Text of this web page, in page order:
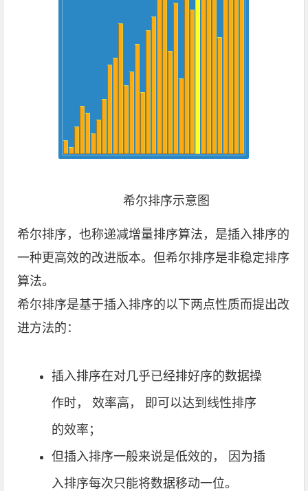
希尔排序示意图
希尔排序，也称递减增量排序算法，是插入排序的
一种更高效的改进版本。但希尔排序是非稳定排序
算法。
希尔排序是基于插入排序的以下两点性质而提出改
进方法的：
插入排序在对几乎已经排好序的数据操
作时， 效率高， 即可以达到线性排序
的效率；
但插入排序一般来说是低效的， 因为插
入排序每次只能将数据移动一位。